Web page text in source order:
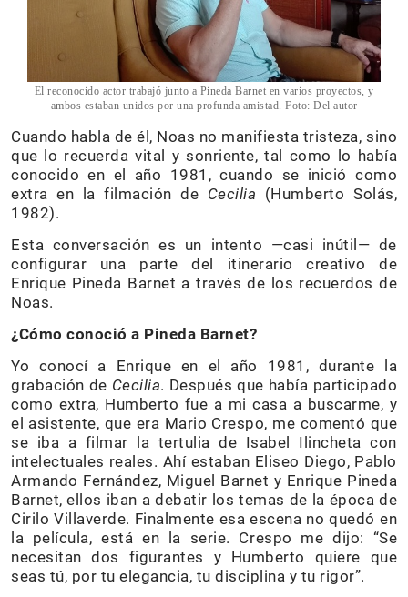
El reconocido actor trabajó junto a Pineda Barnet en varios proyectos, y
ambos estaban unidos por una profunda amistad. Foto: Del autor
Cuando habla de él, Noas no manifiesta tristeza, sino
que lo recuerda vital y sonriente, tal como lo había
conocido en el año 1981, cuando se inició como
extra en la filmación de Cecilia (Humberto Solás,
1982).
Esta conversación es un intento —casi inútil— de
configurar una parte del itinerario creativo de
Enrique Pineda Barnet a través de los recuerdos de
Noas.
¿Cómo conoció a Pineda Barnet?
Yo conocí a Enrique en el año 1981, durante la
grabación de Cecilia. Después que había participado
como extra, Humberto fue a mi casa a buscarme, y
el asistente, que era Mario Crespo, me comentó que
se iba a filmar la tertulia de Isabel Ilincheta con
intelectuales reales. Ahí estaban Eliseo Diego, Pablo
Armando Fernández, Miguel Barnet y Enrique Pineda
Barnet, ellos iban a debatir los temas de la época de
Cirilo Villaverde. Finalmente esa escena no quedó en
la película, está en la serie. Crespo me dijo: “Se
necesitan dos figurantes y Humberto quiere que
seas tú, por tu elegancia, tu disciplina y tu rigor”.